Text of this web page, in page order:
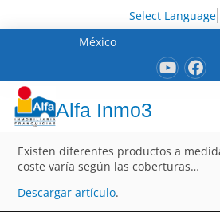
Select Language
México
Alfa Inmo3
Existen diferentes productos a
coste varía según las coberturas…
Descargar artículo.